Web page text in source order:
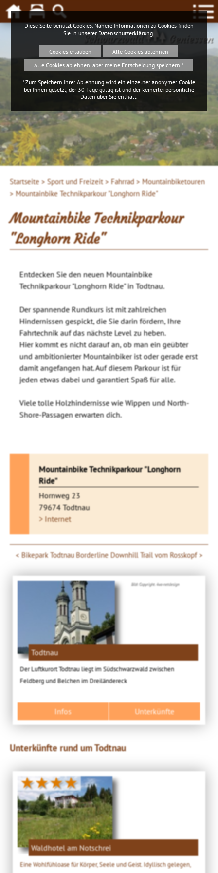
Schwarzwald Geniessen
Startseite > Sport und Freizeit > Fahrrad > Mountainbiketouren
> Mountainbike Technikparkour "Longhorn Ride"
Mountainbike Technikparkour
"Longhorn Ride"
Entdecken Sie den neuen Mountainbike
Technikparkour "Longhorn Ride" in Todtnau.
Der spannende Rundkurs ist mit zahlreichen
Hindernissen gespickt, die Sie darin fördern, Ihre
Fahrtechnik auf das nächste Level zu heben.
Hier kommt es nicht darauf an, ob man ein geübter
und ambitionierter Mountainbiker ist oder gerade erst
damit angefangen hat. Auf diesem Parkour ist für
jeden etwas dabei und garantiert Spaß für alle.
Viele tolle Holzhindernisse wie Wippen und North-
Shore-Passagen erwarten dich.
Mountainbike Technikparkour "Longhorn
Ride"
Hornweg 23
79674 Todtnau
> Internet
Bikepark TodtnauBorderline Downhill Trail vom Rosskopf
Bild: Copyright. 4ws-netdesign
Todtnau
Der Luftkurort Todtnau liegt im Südschwarzwald zwischen
Feldberg und Belchen im Dreiländereck
Infos Unterkünfte
Unterkünfte rund um Todtnau
★★★★
Waldhotel am Notschrei
Eine Wohlfühloase für Körper, Seele und Geist. Idyllisch gelegen,
Diese Seite benutzt Cookies. Nähere Informationen zu Cookies finden
Sie in unserer Datenschutzerklärung
Cookies erlauben
Alle Cookies ablehnen
Alle Cookies ablehnen, aber meine Entscheidung speichern *
* Zum Speichern Ihrer Ablehnung wird ein einzelner anonymer Cookie
bei Ihnen gesetzt, der 30 Tage gültig ist und der keinerlei persönliche
Daten über Sie enthält.